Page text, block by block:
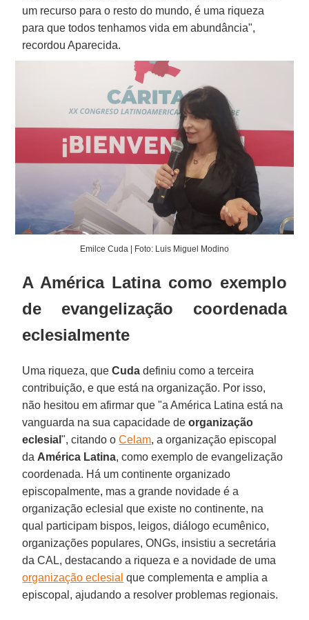
um recurso para o resto do mundo, é uma riqueza
para que todos tenhamos vida em abundância",
recordou Aparecida.
Emilce Cuda | Foto: Luis Miguel Modino
A América Latina como exemplo
de evangelização coordenada
eclesialmente
Uma riqueza, queCuda definiu como a terceira
contribuição, e que está na organização. Por isso,
não hesitou em afirmar que "a América Latina está na
vanguarda na sua capacidade deorganização
eclesial", citando oCelam, a organização episcopal
da América Latina, como exemplo de evangelização
coordenada. Há um continente organizado
episcopalmente, mas a grande novidade é a
organização eclesial que existe no continente, na
qual participam bispos, leigos, diálogo ecumênico,
organizações populares, ONGs, insistiu a secretária
da CAL, destacando a riqueza e a novidade de uma
organização eclesial que complementa e amplia a
episcopal, ajudando a resolver problemas regionais.